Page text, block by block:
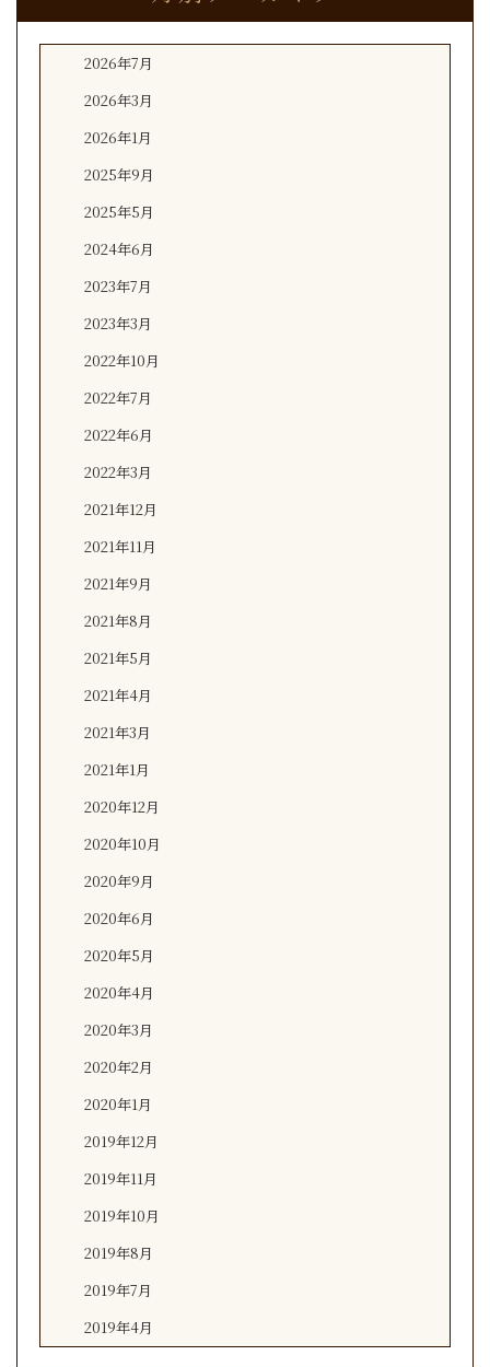
2026年7月
2026年3月
2026年1月
2025年9月
2025年5月
2024年6月
2023年7月
2023年3月
2022年10月
2022年7月
2022年6月
2022年3月
2021年12月
2021年11月
2021年9月
2021年8月
2021年5月
2021年4月
2021年3月
2021年1月
2020年12月
2020年10月
2020年9月
2020年6月
2020年5月
2020年4月
2020年3月
2020年2月
2020年1月
2019年12月
2019年11月
2019年10月
2019年8月
2019年7月
2019年4月